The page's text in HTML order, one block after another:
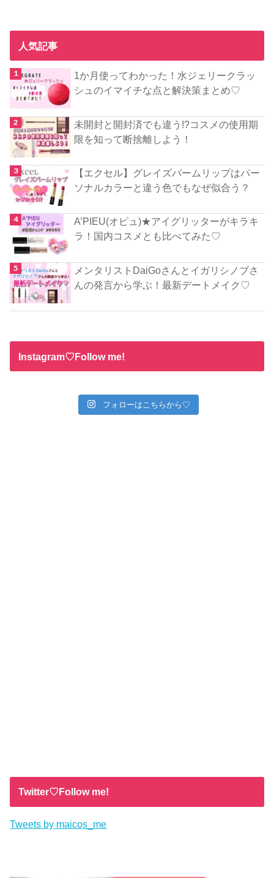
人気記事
1か月使ってわかった！水ジェリークラッ
シュのイマイチな点と解決策まとめ♡
未開封と開封済でも違う!?コスメの使用期
限を知って断捨離しよう！
【エクセル】グレイズバームリップはパー
ソナルカラーと違う色でもなぜ似合う？
A’PIEU(オピュ)★アイグリッターがキラキ
ラ！国内コスメとも比べてみた♡
メンタリストDaiGoさんとイガリシノブさ
んの発言から学ぶ！最新デートメイク♡
Instagram♡Follow me!
フォローはこちらから♡
Twitter♡Follow me!
Tweets by maicos_me